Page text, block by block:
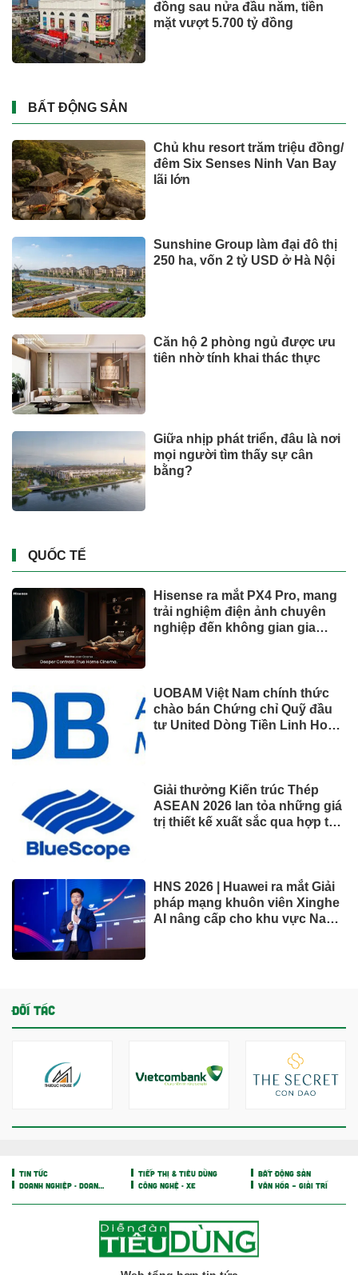
đồng sau nửa đầu năm, tiền
mặt vượt 5.700 tỷ đồng
BẤT ĐỘNG SẢN
Chủ khu resort trăm triệu đồng/
đêm Six Senses Ninh Van Bay
lãi lớn
Sunshine Group làm đại đô thị
250 ha, vốn 2 tỷ USD ở Hà Nội
Căn hộ 2 phòng ngủ được ưu
tiên nhờ tính khai thác thực
Giữa nhịp phát triển, đâu là nơi
mọi người tìm thấy sự cân
bằng?
QUỐC TẾ
Hisense ra mắt PX4 Pro, mang
trải nghiệm điện ảnh chuyên
nghiệp đến không gian gia
UOBAM Việt Nam chính thức
chào bán Chứng chỉ Quỹ đầu
tư United Dòng Tiền Linh Hoạt
Giải thưởng Kiến trúc Thép
ASEAN 2026 lan tỏa những giá
trị thiết kế xuất sắc qua hợp tác
HNS 2026 | Huawei ra mắt Giải
pháp mạng khuôn viên Xinghe
AI nâng cấp cho khu vực Nam
ĐỐI TÁC
TIN TỨC TIẾP THỊ & TIÊU DÙNG
BẤT ĐỘNG SẢN
DOANH NGHIỆP - DOANH NHÂN
CÔNG NGHỆ - XE VĂN HÓA – GIẢI TRÍ